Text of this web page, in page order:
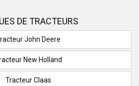
DE TRACTEURS
John Deere
New Holland
Tracteur Claas